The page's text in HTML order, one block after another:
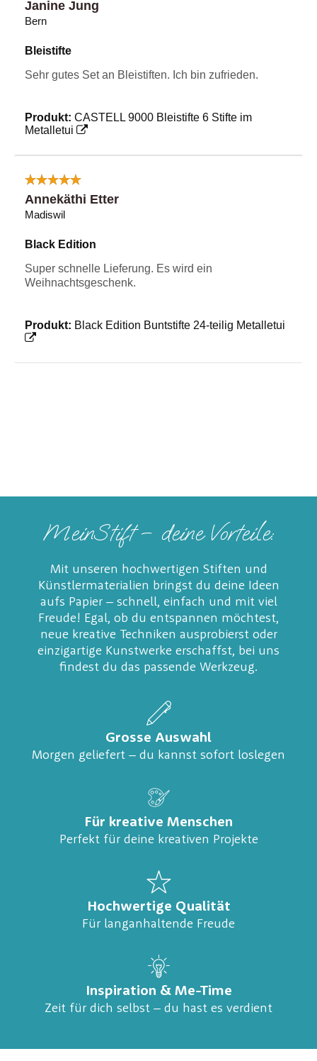
Janine Jung
Bern
Bleistifte
Sehr gutes Set an Bleistiften. Ich bin zufrieden.
Produkt: CASTELL 9000 Bleistifte 6 Stifte im
Metalletui
Annekäthi Etter
Madiswil
Black Edition
Super schnelle Lieferung. Es wird ein
Weihnachtsgeschenk.
Produkt: Black Edition Buntstifte 24-teilig Metalletui
MeinStift – deine Vorteile:
Mit unseren hochwertigen Stiften und
Künstlermaterialien bringst du deine Ideen
aufs Papier – schnell, einfach und mit viel
Freude! Egal, ob du entspannen möchtest,
neue kreative Techniken ausprobierst oder
einzigartige Kunstwerke erschaffst, bei uns
findest du das passende Werkzeug.
Grosse Auswahl
Morgen geliefert – du kannst sofort loslegen
Für kreative Menschen
Perfekt für deine kreativen Projekte
Hochwertige Qualität
Für langanhaltende Freude
Inspiration & Me-Time
Zeit für dich selbst – du hast es verdient